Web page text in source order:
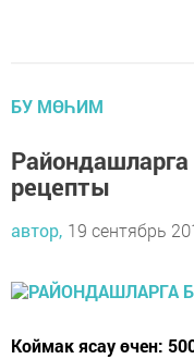
БУ МӨҺИМ
рецепты
автор, 19 сентябрь
Коймак ясау өчен: